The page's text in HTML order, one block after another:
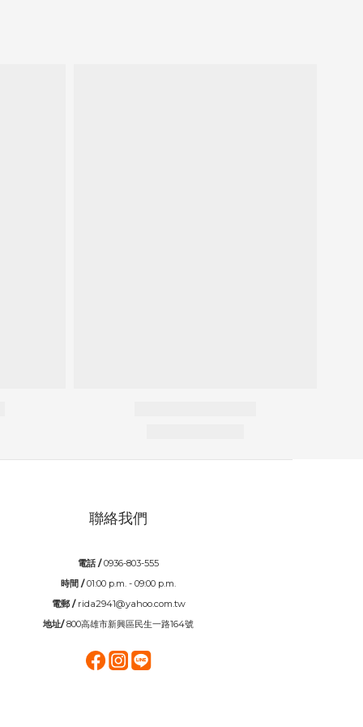
聯絡我們
電話 /0936-803-555
時間 /01:00 p.m. - 09:00 p.m.
電郵 / rida2941@yahoo.com.tw
地址/800高雄市新興區民生一路164號